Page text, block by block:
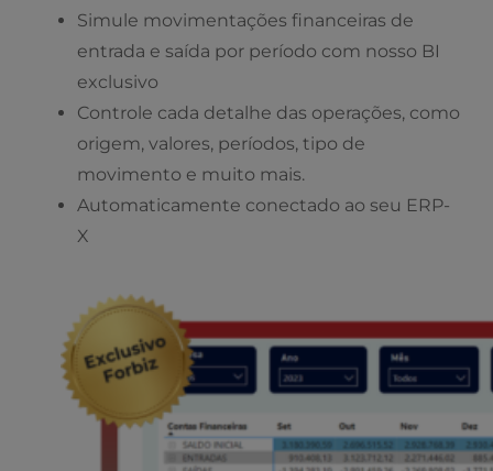
Simule movimentações financeiras de
entrada e saída por período com nosso BI
exclusivo
Controle cada detalhe das operações, como
origem, valores, períodos, tipo de
movimento e muito mais.
Automaticamente conectado ao seu ERP-
X